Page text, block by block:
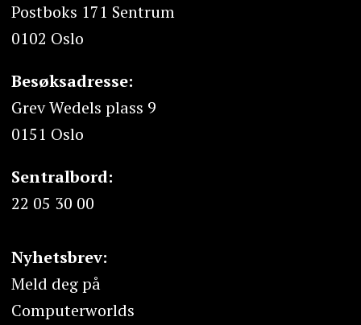
Postboks 171 Sentrum
0102 Oslo
Besøksadresse:
Grev Wedels plass 9
0151 Oslo
Sentralbord:
22 05 30 00
Nyhetsbrev:
Meld deg på
Computerworlds